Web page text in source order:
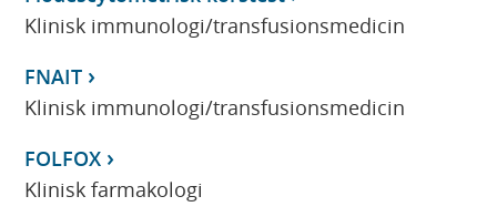
Klinisk immunologi/transfusionsmedicin
FNAIT
Klinisk immunologi/transfusionsmedicin
FOLFOX
Klinisk farmakologi